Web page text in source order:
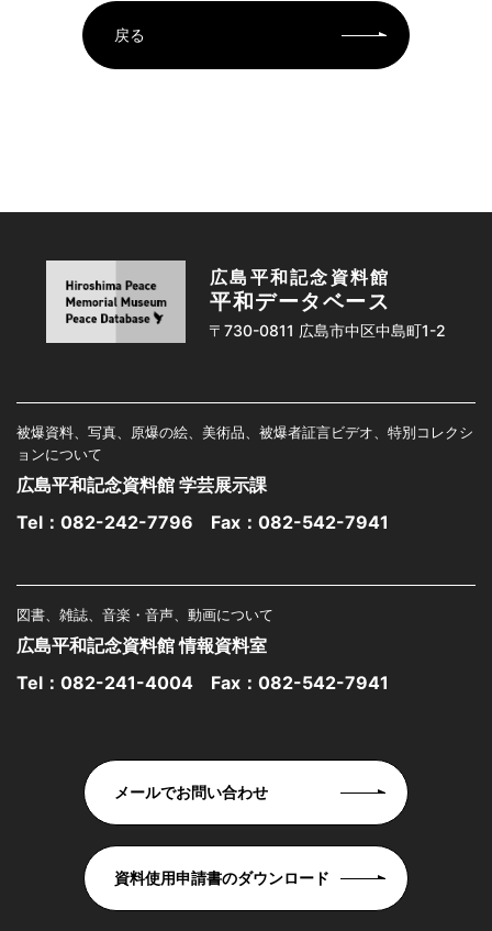
戻る
広島平和記念資料館
平和データベース
〒730-0811 広島市中区中島町1-2
被爆資料、写真、原爆の絵、美術品、被爆者証言ビデオ、特別コレクシ
ョンについて
広島平和記念資料館 学芸展示課
Tel： 082-242-7796 Fax：082-542-7941
図書、雑誌、音楽・音声、動画について
広島平和記念資料館 情報資料室
Tel： 082-241-4004 Fax：082-542-7941
メールでお問い合わせ
資料使用申請書のダウンロード